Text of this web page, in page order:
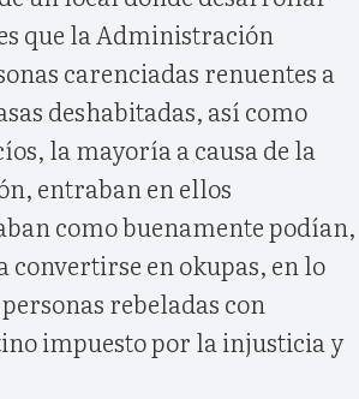
que la Administración
carenciadas renuentes a
deshabitadas, así como
la mayoría a causa de la
entraban en ellos
como buenamente podían,
convertirse en okupas, en lo
rebeladas con
impuesto por la injusticia y